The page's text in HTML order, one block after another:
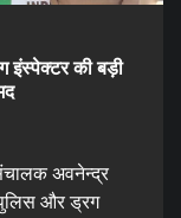
इंस्पेक्टर की बड़ी
अवनेन्द्र
पुलिस और ड्रग